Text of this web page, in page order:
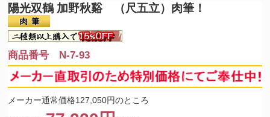
陽光双鶴 加野秋谿 （尺五立）肉筆！
商品番号 N-7-93
メーカー通常価格127,050円のところ